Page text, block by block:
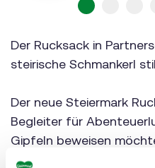
Go to slide 1
Der Rucksack in
steirische Schmankerl
Der neue Steiermark
Begleiter für
Gipfeln beweisen
durch die Stadt.